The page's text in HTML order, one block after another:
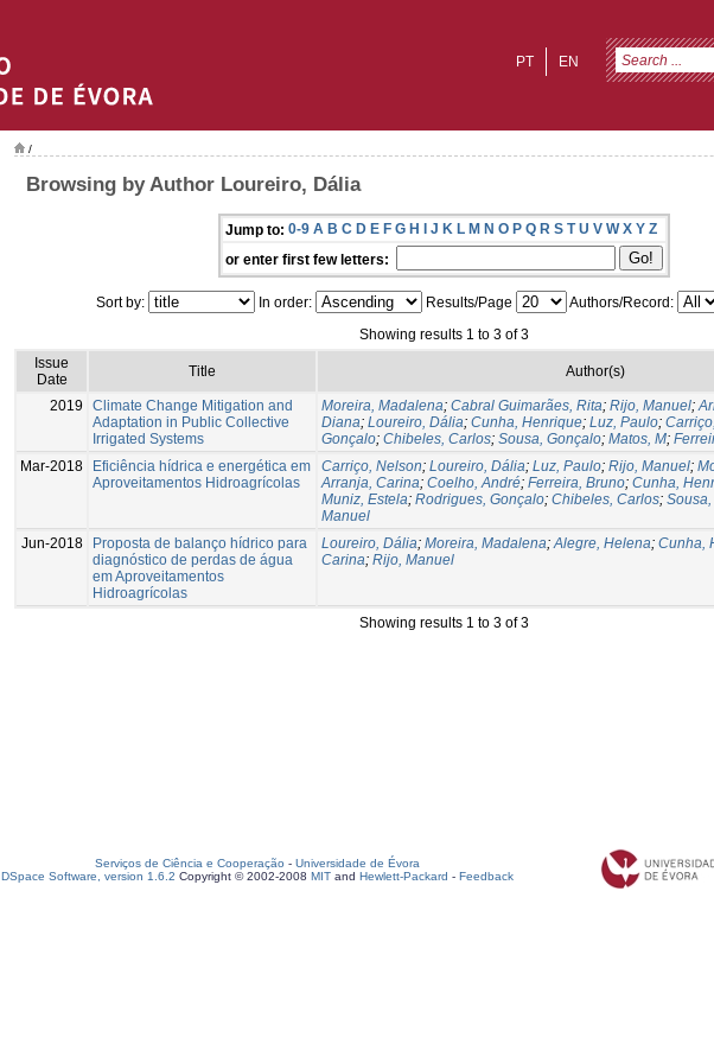
EN
PT
/
Browsing by Author Loureiro, Dália
Jump to: 0-9 A B C D E F G H I J K L M N O P Q R S T U V W X Y Z
or enter first few letters:
Sort by: In order: Results/Page
Authors/Record:
Showing results 1 to 3 of 3
Issue
Date
Title Author(s)
2019
Climate Change Mitigation and
Adaptation in Public Collective
Irrigated Systems
Moreira, Madalena; Cabral Guimarães, Rita; Rijo, Manuel;
Diana; Loureiro, Dália; Cunha, Henrique; Luz, Paulo;
Gonçalo; Chibeles, Carlos; Sousa, Gonçalo; Matos, M;
Mar-2018
Eficiência hídrica e energética em
Aproveitamentos Hidroagrícolas
Carriço, Nelson; Loureiro, Dália; Luz, Paulo; Rijo, Manuel;
Arranja, Carina; Coelho, André; Ferreira, Bruno; Cunha,
Muniz, Estela; Rodrigues, Gonçalo; Chibeles, Carlos;
Manuel
Jun-2018
Proposta de balanço hídrico para
diagnóstico de perdas de água
em Aproveitamentos
Hidroagrícolas
Loureiro, Dália; Moreira, Madalena;Alegre, Helena; Cunha,
Carina; Rijo, Manuel
Showing results 1 to 3 of 3
Serviços de Ciência e Cooperação - Universidade de Évora
DSpace Software, version 1.6.2 Copyright © 2002-2008 MIT and Hewlett-Packard - Feedback